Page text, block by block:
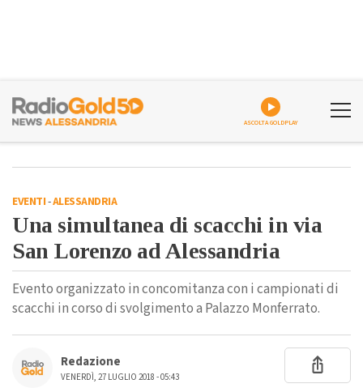
ASCOLTA GOLDPLAY
EVENTI-ALESSANDRIA
Una simultanea di scacchi in via
San Lorenzo ad Alessandria
Evento organizzato in concomitanza con i campionati di
scacchi in corso di svolgimento a Palazzo Monferrato.
Redazione
VENERDÌ, 27 LUGLIO 2018 - 05:43